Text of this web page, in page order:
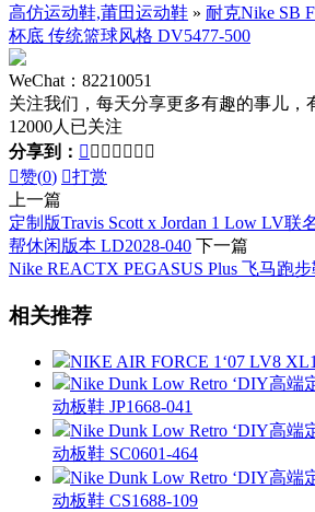
高仿运动鞋,莆田运动鞋 » 耐克Nike SB
杯底 传统篮球风格 DV5477-500
WeChat：82210051
关注我们，每天分享更多有趣的事儿，
12000人已关注
分享到：       
赞(0) 打赏
上一篇
定制版Travis Scott x Jordan 1 Low LV
帮休闲版本 LD2028-040 下一篇
Nike REACTX PEGASUS Plus 飞马跑
相关推荐
NIKE AIR FORCE 1‘07 LV8
Nike Dunk Low Retro ‘DIY高端
动板鞋 JP1668-041
Nike Dunk Low Retro ‘DIY高端
动板鞋 SC0601-464
Nike Dunk Low Retro ‘DIY高端
动板鞋 CS1688-109